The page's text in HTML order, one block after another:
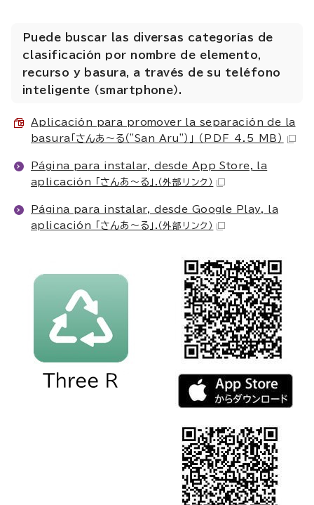
Puede buscar las diversas categorías de
clasificación por nombre de elemento,
recurso y basura, a través de su teléfono
inteligente （smartphone）.
Aplicación para promover la separación de la
basura「さんあ～る（"San Aru"）」
（PDF 4.5 MB）
Página para instalar, desde App Store, la
aplicación 「さんあ～る」.
（外部リンク）
Página para instalar, desde Google Play, la
aplicación 「さんあ～る」.
（外部リンク）